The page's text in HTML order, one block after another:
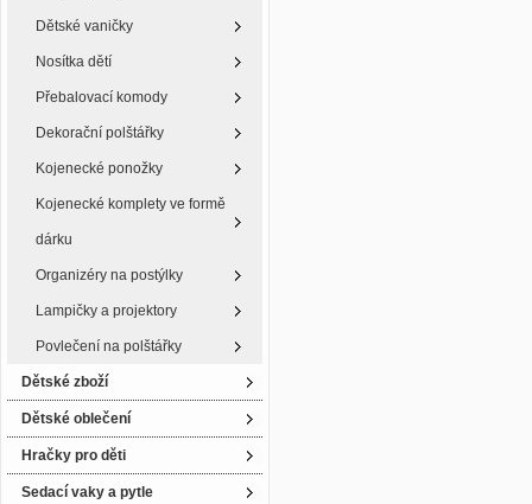
Dětské vaničky
Nosítka dětí
Přebalovací komody
Dekorační polštářky
Kojenecké ponožky
Kojenecké komplety ve formě
dárku
Organizéry na postýlky
Lampičky a projektory
Povlečení na polštářky
Dětské zboží
Dětské oblečení
Hračky pro děti
Sedací vaky a pytle